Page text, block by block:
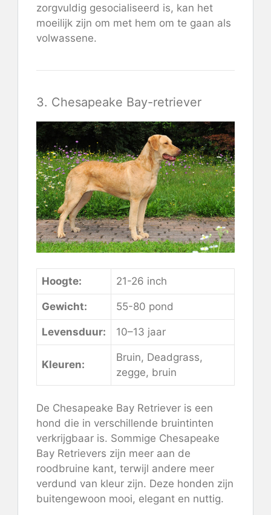
zorgvuldig gesocialiseerd is, kan het
moeilijk zijn om met hem om te gaan als
volwassene.
3. Chesapeake Bay-retriever
Hoogte: 21-26 inch
Gewicht: 55-80 pond
Levensduur: 10–13 jaar
Kleuren:
Bruin, Deadgrass,
zegge, bruin
De Chesapeake Bay Retriever is een
hond die in verschillende bruintinten
verkrijgbaar is. Sommige Chesapeake
Bay Retrievers zijn meer aan de
roodbruine kant, terwijl andere meer
verdund van kleur zijn. Deze honden zijn
buitengewoon mooi, elegant en nuttig.